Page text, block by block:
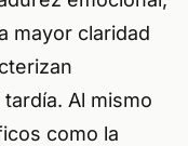
mayor claridad
Al mismo
como la